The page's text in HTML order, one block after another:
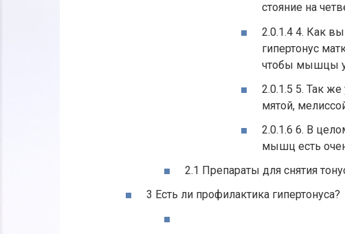
стояние на
2.0.1.4 4. Как
гипертонус
чтобы мышцы
2.0.1.5 5. Так
мятой,
2.0.1.6 6. В
мышц есть
2.1 Препараты для снятия
3 Есть ли профилактика гипертонуса?